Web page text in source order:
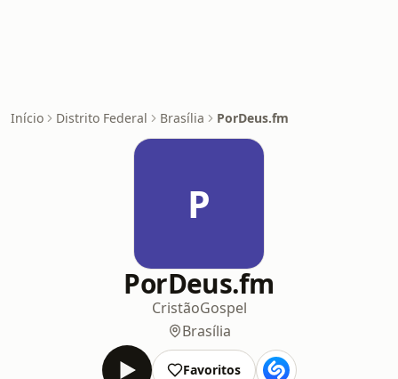
Início Distrito Federal Brasília PorDeus.fm
P
PorDeus.fm
CristãoGospel
Brasília
Favoritos